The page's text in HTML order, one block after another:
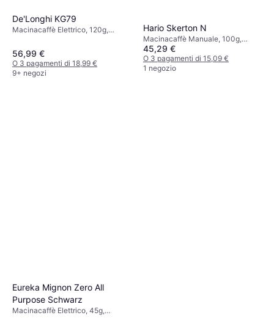
De'Longhi KG79
Macinacaffè Elettrico, 120g,
Spegnimento automatico,
Funzione di sicurezza
56,99 €
O 3 pagamenti di 18,99 €
9+ negozi
Hario Skerton N
Macinacaffè Manuale, 100g,
Macinatura regolabile
45,29 €
O 3 pagamenti di 15,09 €
1 negozio
Eureka Mignon Zero All
Purpose Schwarz
Macinacaffè Elettrico, 45g,